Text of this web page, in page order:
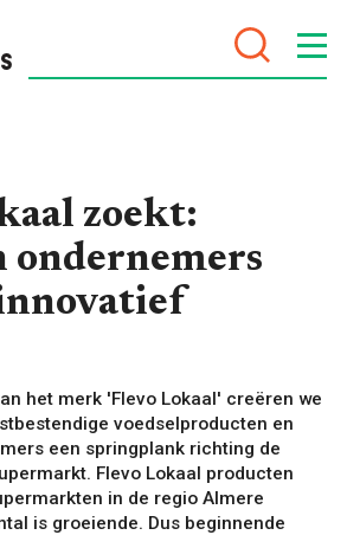
zoekt:
ondernemers
het merk 'Flevo Lokaal' creëren we
voedselproducten en
een springplank richting de
Flevo Lokaal producten
in de regio Almere
is groeiende. Dus beginnende